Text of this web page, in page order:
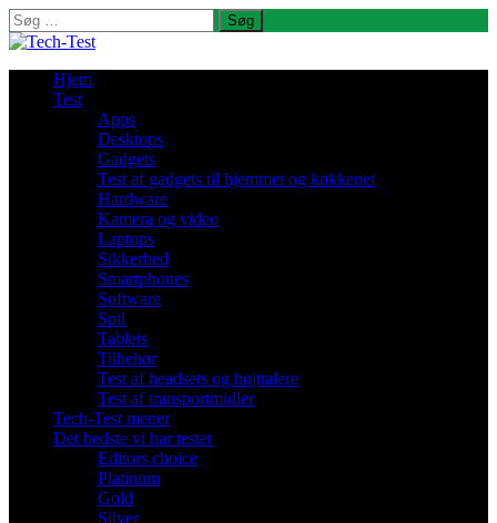
Søg
efter:
Hjem
Test
Apps
Desktops
Gadgets
Test af gadgets til hjemmet og køkkenet
Hardware
Kamera og video
Laptops
Sikkerhed
Smartphones
Software
Spil
Tablets
Tilbehør
Test af headsets og højttalere
Test af transportmidler
Tech-Test mener
Det bedste vi har testet
Editors choice
Platinum
Gold
Silver